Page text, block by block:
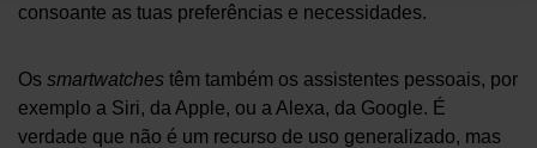
consoante as tuas preferências e necessidades.
Os smartwatches têm também os assistentes pessoais, por
exemplo a Siri, da Apple, ou a Alexa, da Google. É
verdade que não é um recurso de uso generalizado, mas